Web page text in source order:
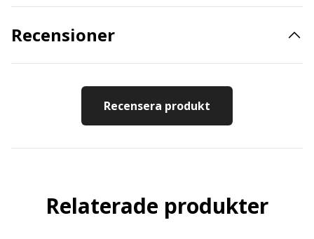
Recensioner
Recensera produkt
Relaterade produkter